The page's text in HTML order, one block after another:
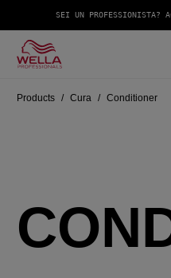
SEI UN PROFESSIONISTA?
Products Cura Conditioner